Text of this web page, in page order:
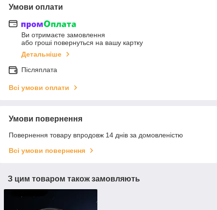
Умови оплати
Ви отримаєте замовлення
або гроші повернуться на вашу картку
Детальніше
Післяплата
Всі умови оплати
Умови повернення
Повернення товару впродовж 14 днів за домовленістю
Всі умови повернення
З цим товаром також замовляють